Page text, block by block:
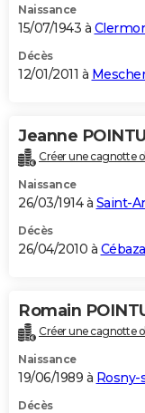
Naissance
15/07/1943 à
Décès
12/01/2011 à
Jeanne
Créer une cagnotte
Naissance
26/03/1914 à Saint-
Décès
26/04/2010 à
Romain
Créer une cagnotte
Naissance
19/06/1989 à Rosny-
Décès